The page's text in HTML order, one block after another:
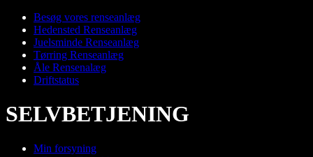
Besøg vores renseanlæg
Hedensted Renseanlæg
Juelsminde Renseanlæg
Tørring Renseanlæg
Åle Rensenalæg
Driftstatus
SELVBETJENING
Min forsyning